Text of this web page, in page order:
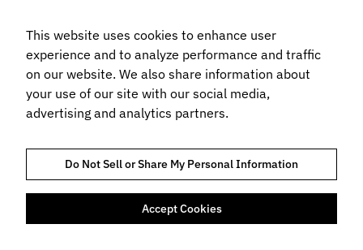
Ladda ner din kopia idag!
FÖRTROENDE OCH EFTERLEVNADINTEGRITETSPOLICYCOOKIES POLICY
This website uses cookies to enhance user
experience and to analyze performance and traffic
on our website. We also share information about
your use of our site with our social media,
advertising and analytics partners.
Do Not Sell or Share My Personal Information
Accept Cookies